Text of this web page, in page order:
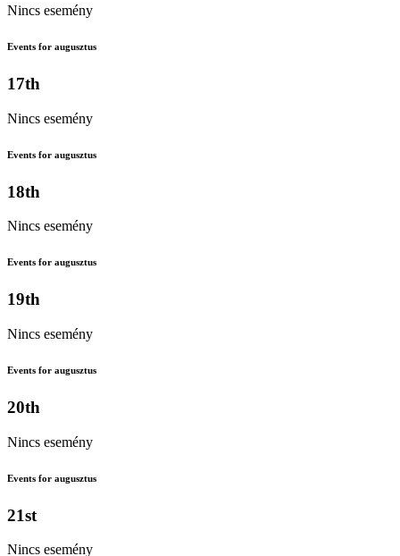
Nincs esemény
Events for augusztus
17th
Nincs esemény
Events for augusztus
18th
Nincs esemény
Events for augusztus
19th
Nincs esemény
Events for augusztus
20th
Nincs esemény
Events for augusztus
21st
Nincs esemény